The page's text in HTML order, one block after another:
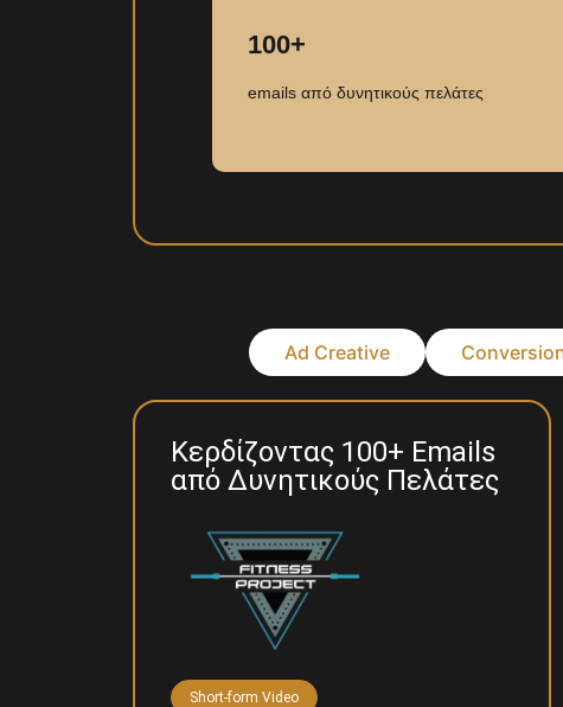
100+
emails από δυνητικούς πελάτες
Ad Creative
Κερδίζοντας 100+ Emails
από Δυνητικούς Πελάτες
Short-form Video